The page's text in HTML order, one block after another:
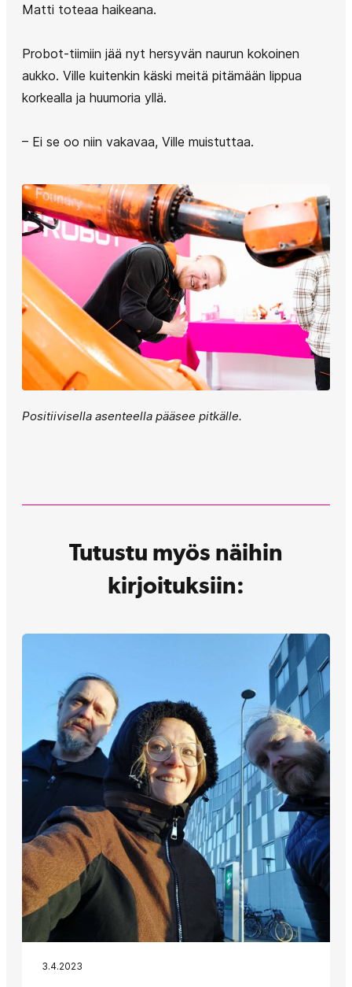
Matti toteaa haikeana.
Probot-tiimiin jää nyt hersyvän naurun kokoinen
aukko. Ville kuitenkin käski meitä pitämään lippua
korkealla ja huumoria yllä.
– Ei se oo niin vakavaa, Ville muistuttaa.
Positiivisella asenteella pääsee pitkälle.
Tutustu myös näihin
kirjoituksiin:
3.4.2023